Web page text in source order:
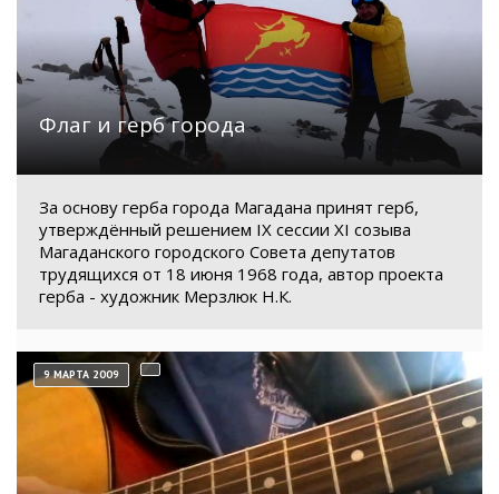
Флаг и герб города
За основу герба города Магадана принят герб,
утверждённый решением IX сессии XI созыва
Магаданского городского Совета депутатов
трудящихся от 18 июня 1968 года, автор проекта
герба - художник Мерзлюк Н.К.
9 МАРТА 2009